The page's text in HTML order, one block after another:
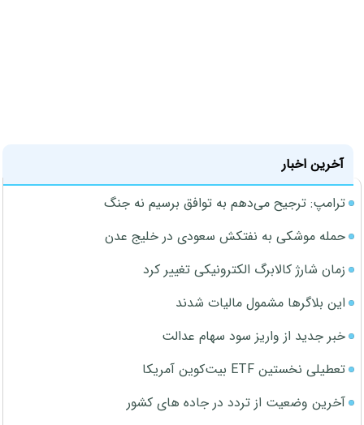
آخرین اخبار
ترامپ: ترجیح می‌دهم به توافق برسیم نه جنگ
حمله موشکی به نفتکش سعودی در خلیج عدن
زمان شارژ کالابرگ الکترونیکی تغییر کرد
این بلاگرها مشمول مالیات شدند
خبر جدید از واریز سود سهام عدالت
تعطیلی نخستین ETF بیت‌کوین آمریکا
آخرین وضعیت از تردد در جاده های کشور